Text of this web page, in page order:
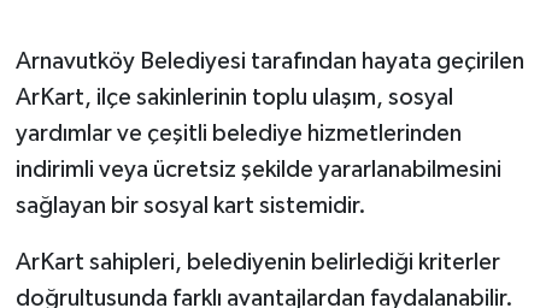
Arnavutköy Belediyesi tarafından hayata geçirilen
ArKart, ilçe sakinlerinin toplu ulaşım, sosyal
yardımlar ve çeşitli belediye hizmetlerinden
indirimli veya ücretsiz şekilde yararlanabilmesini
sağlayan bir sosyal kart sistemidir.
ArKart sahipleri, belediyenin belirlediği kriterler
doğrultusunda farklı avantajlardan faydalanabilir.